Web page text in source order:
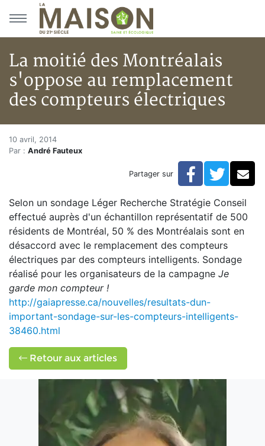
Aller au menu principal
Aller au contenu principal
La moitié des Montréalais
s'oppose au remplacement
des compteurs électriques
Accueil
Articles
La moitié des Montréalais s'oppose au
La moitié des Montréalais
10 avril, 2014
Par : André Fauteux
Partager sur Facebook
Selon un sondage Léger Recherche Stratégie Conseil
effectué auprès d'un échantillon représentatif de 500
résidents de Montréal, 50 % des Montréalais sont en
désaccord avec le remplacement des compteurs
électriques par des compteurs intelligents. Sondage
réalisé pour les organisateurs de la campagne Je
garde mon compteur !
http://gaiapresse.ca/nouvelles/resultats-dun-
important-sondage-sur-les-compteurs-intelligents-
38460.html
Retour aux articles